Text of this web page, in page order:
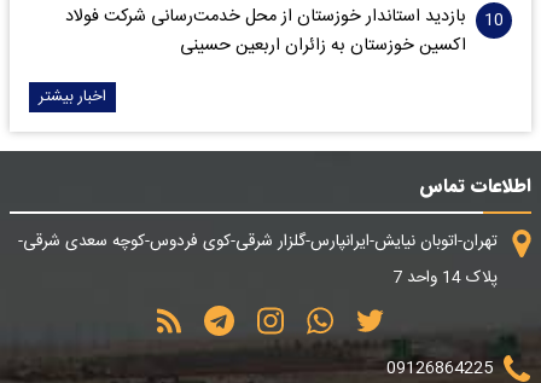
بازدید استاندار خوزستان از محل خدمت‌رسانی شرکت فولاد
اکسین خوزستان به زائران اربعین حسینی
اخبار بیشتر
اطلاعات تماس
تهران-اتوبان نیایش-ایرانپارس-گلزار شرقی-کوی فردوس-کوچه سعدی شرقی-
پلاک 14 واحد 7
09126864225